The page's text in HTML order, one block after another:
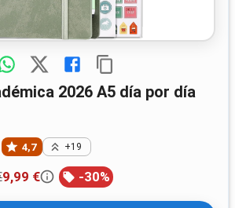
2026 A5 día por día
4,7 +19
9,99 € -30%